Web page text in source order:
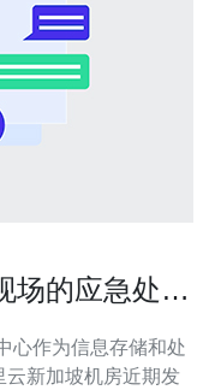
场的应急处理
云新加坡机房近期发